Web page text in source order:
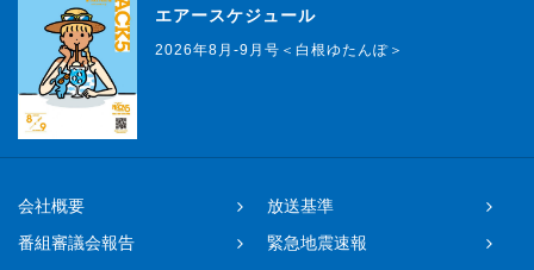
エアースケジュール
2026年8月-9月号＜白根ゆたんぽ＞
会社概要
放送基準
番組審議会報告
緊急地震速報